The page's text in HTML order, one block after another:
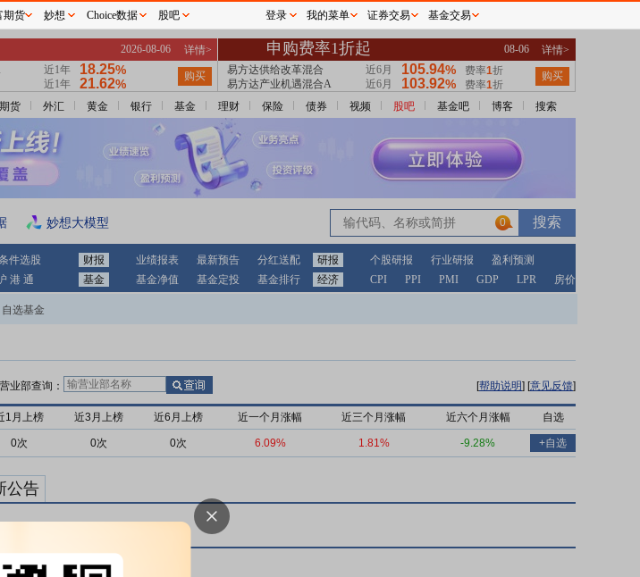
期货 外汇 黄金 银行 基金 理财 保险 债券 视频 股吧 基金吧 博客 搜索
妙想大模型 0
件选股 财报 业绩报表 最新预告 分红送配 研报 个股研报 行业研报
盈利预测
港 通 基金 基金净值 基金定投 基金排行 经济 CPI PPI PMI GDP LPR 房价
自选基金
营业部查询： [帮助说明] [意见反馈]
1月上榜 近3月上榜 近6月上榜 近一个月涨幅 近三个月涨幅 近六个月涨幅 自选
0次 0次 0次 6.09% 1.81% -9.28% +自选
公告
期货 妙想 Choice数据 股吧 登录 我的菜单 证券交易 基金交易